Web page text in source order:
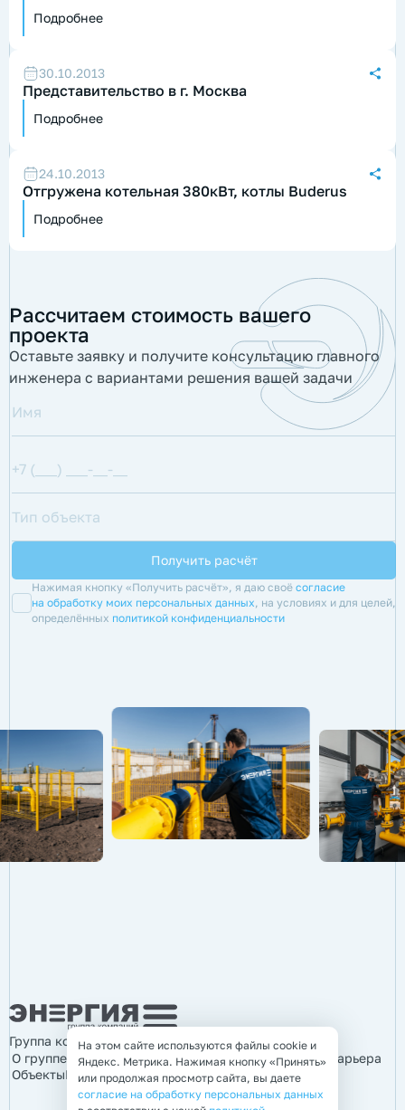
Подробнее
30.10.2013
Представительство в г. Москва
Подробнее
24.10.2013
Отгружена котельная 380кВт, котлы Buderus
Подробнее
Рассчитаем стоимость вашего
проекта
Оставьте заявку и получите консультацию главного
инженера с вариантами решения вашей задачи
Нажимая кнопку «Получить расчёт», я даю своё согласие
на обработку моих персональных данных, на условиях и для целей,
определённых политикой конфиденциальности
Группа компаний «Энергия»
О группе компанийПродукцияУслугиИнформация
Карьера
ОбъектыКонтакты
На этом сайте используются файлы cookie и
Яндекс. Метрика. Нажимая кнопку «Принять»
или продолжая просмотр сайта, вы даете
согласие на обработку персональных данных